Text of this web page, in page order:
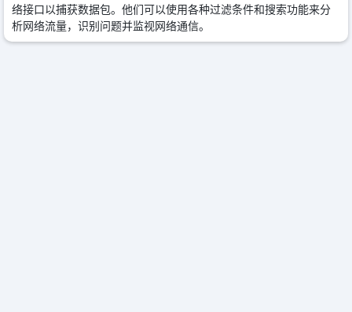
络接口以捕获数据包。他们可以使用各种过滤条件和搜索功能来分
析网络流量，识别问题并监视网络通信。